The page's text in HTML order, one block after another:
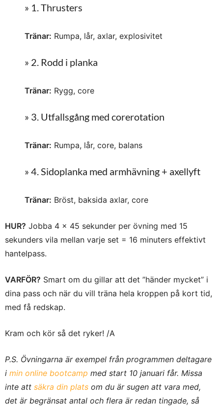
» 1. Thrusters
Tränar: Rumpa, lår, axlar, explosivitet
» 2. Rodd i planka
Tränar: Rygg, core
» 3. Utfallsgång med corerotation
Tränar: Rumpa, lår, core, balans
» 4. Sidoplanka med armhävning + axellyft
Tränar: Bröst, baksida axlar, core
HUR? Jobba 4 x 45 sekunder per övning med 15
sekunders vila mellan varje set = 16 minuters effektivt
hantelpass.
VARFÖR? Smart om du gillar att det ”händer mycket” i
dina pass och när du vill träna hela kroppen på kort tid,
med få redskap.
Kram och kör så det ryker! /A
P.S. Övningarna är exempel från programmen deltagare
i min online bootcamp med start 10 januari får. Missa
inte att säkra din plats om du är sugen att vara med,
det är begränsat antal och flera är redan tingade, så